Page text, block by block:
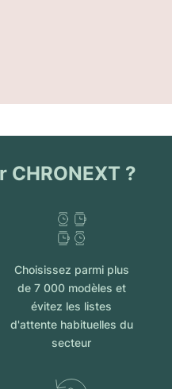
?
Choisissez parmi plus
de 7 000 modèles et
évitez les listes
d'attente habituelles du
secteur